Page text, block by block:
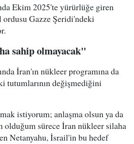
Ekim 2025'te yürürlüğe giren
ordusu Gazze Şeridi'ndeki
sahip olmayacak"
İran'ın nükleer programına da
tutumlarının değişmediğini
istiyorum; anlaşma olsun ya da
olduğum sürece İran nükleer silaha
Netanyahu, İsrail'in bu hedef